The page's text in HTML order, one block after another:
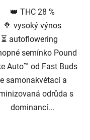
👑 THC 28 %
🥦 vysoký výnos
⏳ autoflowering
semínko Pound
Auto™ od Fast Buds
samonakvétací a
odrůda s
dominancí...